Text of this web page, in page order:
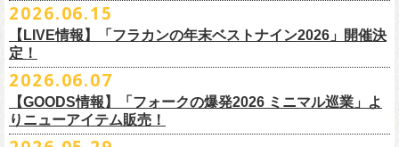
【イープラスにてご購入のお客様】
払戻方法は、チケットの受取方法や支払方法により異なります。
詳細は下記の払戻方法チャートをご確認ください。
＜公演変更／延期 払戻方法確認チャート＞
払戻方法確認チャートhttp://eplus.jp/refund2/
質問に答えながらご自身の状況を確認してください。 適切な払戻方法を
12/2(水)恵比寿LIQUIDROOMで開催される奥野真哉さんの祝・還暦イベン
トにフラワーカンパニーズの出演が決定！
グレートマエカワ、竹安堅一が参加するうつみようこ＆Yokoloco Bandも
ハウスバンドとして参加いたします。
みんなで盛大にお祝いしましょう♪
9/22(火祝)富山駅周辺5会場で開催されるサーキットフェス「back on live
FES 2026 能登半島災害復興支援」にフラワーカンパニーズの出演が決
定！
出演する会場など詳細は後日発表となります。
チケット完売となっておりました7/11(土)開催「フォークの爆発2026 〜
座って演奏するスタイルです〜」岐阜・郡上八幡Club Layla 公演につき
まして、限定枚数となりますが＜立ち見席＞
お料理の時だけでなく、お掃除やDIY作業の時など、いろんなシチュエー
ションでご利用いただけるおすすめアイテムです。
ぜひチェックしてくださいね！
2026.06.15
【LIVE情報】「フラカンの年末ベストナイン2026」開催決
定！
2026.06.07
【GOODS情報】「フォークの爆発2026 ミニマル巡業」よ
りニューアイテム販売！